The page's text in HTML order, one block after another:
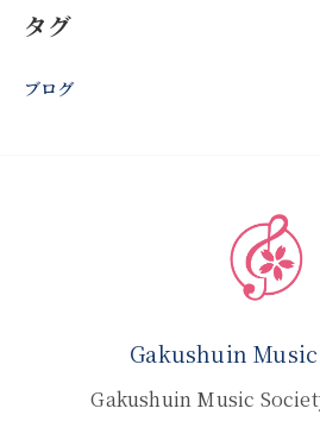
タグ
ブログ
Gakushuin
Gakushuin Music